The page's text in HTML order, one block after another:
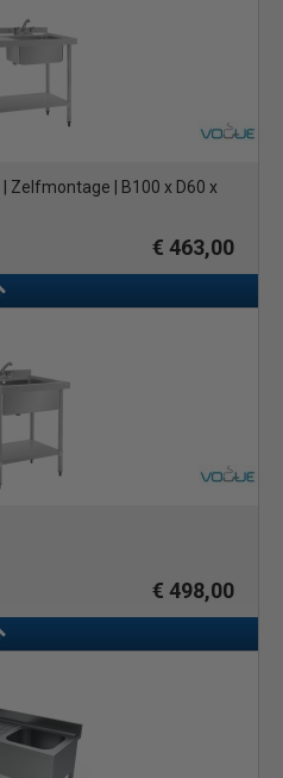
Zelfmontage | B100 x D60 x
€ 463,00
€ 498,00